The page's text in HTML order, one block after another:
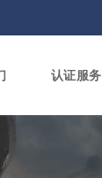
认证服务